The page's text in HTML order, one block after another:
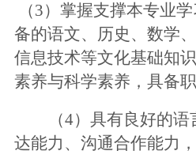
（3）掌握支撑本专业
备的语文、历史、数学
信息技术等文化基础知
素养与科学素养，具备
（4）具有良好的语
达能力、沟通合作能力